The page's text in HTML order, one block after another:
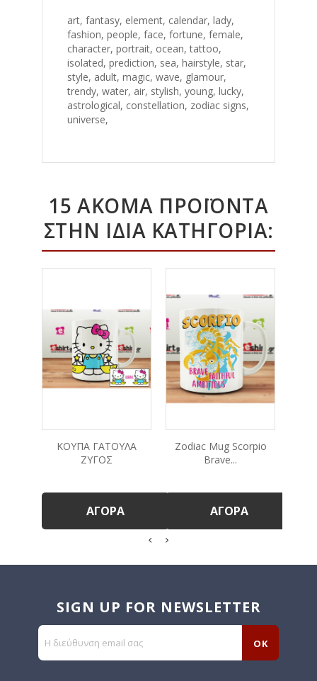
art, fantasy, element, calendar, lady,
fashion, people, face, fortune, female,
character, portrait, ocean, tattoo,
isolated, prediction, sea, hairstyle, star,
style, adult, magic, wave, glamour,
trendy, water, air, stylish, young, lucky,
astrological, constellation, zodiac signs,
universe,
15 ΑΚΌΜΑ ΠΡΟΪΌΝΤΑ
ΣΤΗΝ ΊΔΙΑ ΚΑΤΗΓΟΡΊΑ:
ΚΟΥΠΑ ΓΑΤΟΥΛΑ
ΖΥΓΟΣ
ΑΓΟΡΆ
Zodiac Mug Scorpio
Brave...
ΑΓΟΡΆ
SIGN UP FOR NEWSLETTER